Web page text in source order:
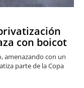
con boicot
amenazando con un
parte de la Copa